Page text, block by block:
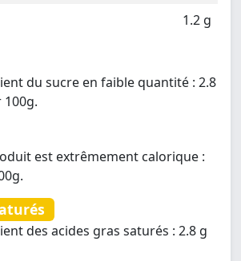
1.2 g
du sucre en faible quantité : 2.8
est extrêmement calorique :
des acides gras saturés : 2.8 g